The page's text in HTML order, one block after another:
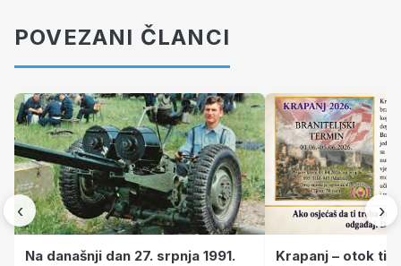
POVEZANI ČLANCI
‹
Na današnji dan 27. srpnja 1991.
Krapanj – otok
›